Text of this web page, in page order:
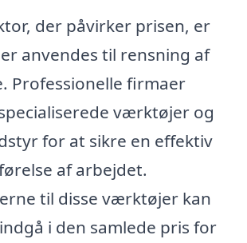
der påvirker prisen, er
anvendes til rensning af
Professionelle firmaer
værktøjer og
for at sikre en effektiv
af arbejdet.
til disse værktøjer kan
i den samlede pris for